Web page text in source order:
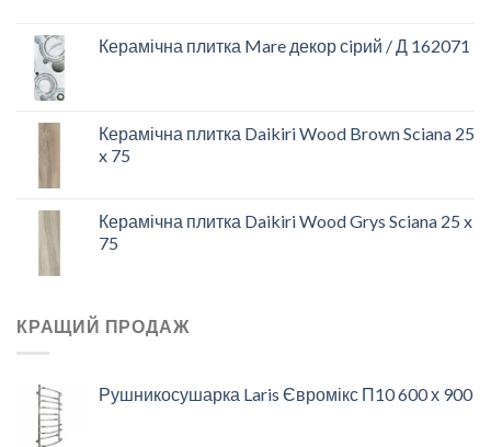
Керамічна плитка Mare декор сiрий / Д 162071
Керамічна плитка Daikiri Wood Brown Sciana 25
x 75
Керамічна плитка Daikiri Wood Grys Sciana 25 x
75
КРАЩИЙ ПРОДАЖ
Рушникосушарка Laris Євромікс П10 600 х 900